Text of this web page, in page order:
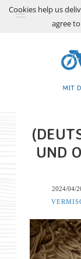
MIT
UND
2024/04/
Cookies help us
agree